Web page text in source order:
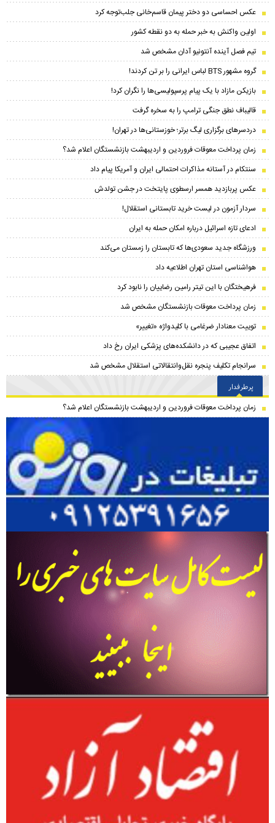
عکس احساسی دو دختر پیمان‌ قاسم‌خانی جلب‌توجه کرد
اولین واکنش به خبر حمله به دو نقطه کشور
تیم فصل آینده آنتونیو آدان مشخص شد
گروه مشهور BTS لباس ایرانی را بر تن کردند!
بازیکن مازاد با یک پیام پرسپولیسی‌ها را نگران کرد!
قالیباف نطق جنگی ترامپ را به سخره گرفت
دردسرهای برگزاری لیگ برتر؛ خوزستانی‌ها در تهران!
زمان پرداخت معوقات فروردین و اردیبهشت بازنشستگان اعلام شد؟
سنتکام در آستانه مذاکرات احتمالی ایران و آمریکا پیام داد
عکس پربازدید همسر ارسطوی پایتخت در جشن تولدش
سردار آزمون در لیست خرید تابستانی استقلال!
ادعای تازه اسرائیل درباره امکان حمله به ایران
ورزشگاه جدید سعودی‌ها که تابستان را زمستان می‌کند
هواشناسی استان تهران اطلاعیه داد
فرهیختگان با این تیتر رامین رضاییان را نابود کرد
زمان پرداخت معوقات بازنشستگان مشخص شد
توییت معنادار ضرغامی با کلیدواژه «تغییر»
اتفاق عجیبی که در دانشکده‌های پزشکی ایران رخ داد
سرانجام تکلیف پنجره نقل‌وانتقالاتی استقلال مشخص شد
پرطرفدار
زمان پرداخت معوقات فروردین و اردیبهشت بازنشستگان اعلام شد؟